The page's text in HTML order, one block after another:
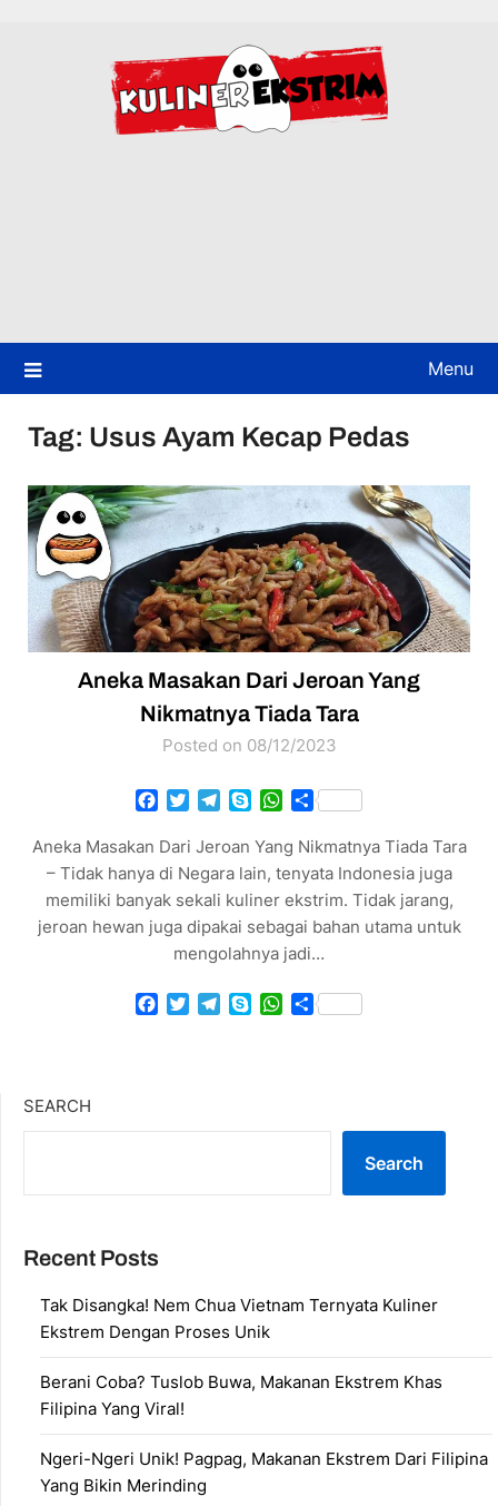
Menu
Tag: Usus Ayam Kecap Pedas
Aneka Masakan Dari Jeroan Yang
Nikmatnya Tiada Tara
Posted on 08/12/2023
Facebook
TwitterTelegram
SkypeWhatsApp
Share
Aneka Masakan Dari Jeroan Yang Nikmatnya Tiada Tara
– Tidak hanya di Negara lain, tenyata Indonesia juga
memiliki banyak sekali kuliner ekstrim. Tidak jarang,
jeroan hewan juga dipakai sebagai bahan utama untuk
mengolahnya jadi…
Facebook
TwitterTelegram
SkypeWhatsApp
Share
SEARCH
Search
Recent Posts
Tak Disangka! Nem Chua Vietnam Ternyata Kuliner
Ekstrem Dengan Proses Unik
Berani Coba? Tuslob Buwa, Makanan Ekstrem Khas
Filipina Yang Viral!
Ngeri-Ngeri Unik! Pagpag, Makanan Ekstrem Dari Filipina
Yang Bikin Merinding